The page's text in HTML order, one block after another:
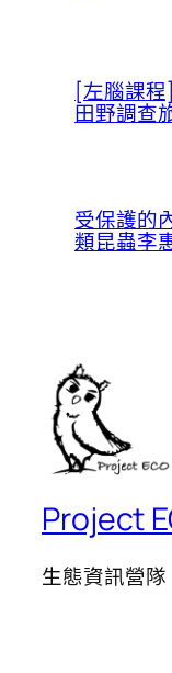
[左腦課
田野調查
受保護的
類昆蟲李
Project
生態資訊營隊